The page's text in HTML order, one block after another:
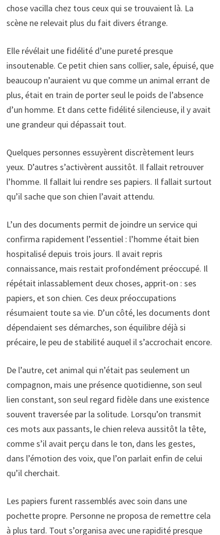
chose vacilla chez tous ceux qui se trouvaient là. La
scène ne relevait plus du fait divers étrange.
Elle révélait une fidélité d’une pureté presque
insoutenable. Ce petit chien sans collier, sale, épuisé, que
beaucoup n’auraient vu que comme un animal errant de
plus, était en train de porter seul le poids de l’absence
d’un homme. Et dans cette fidélité silencieuse, il y avait
une grandeur qui dépassait tout.
Quelques personnes essuyèrent discrètement leurs
yeux. D’autres s’activèrent aussitôt. Il fallait retrouver
l’homme. Il fallait lui rendre ses papiers. Il fallait surtout
qu’il sache que son chien l’avait attendu.
L’un des documents permit de joindre un service qui
confirma rapidement l’essentiel : l’homme était bien
hospitalisé depuis trois jours. Il avait repris
connaissance, mais restait profondément préoccupé. Il
répétait inlassablement deux choses, apprit-on : ses
papiers, et son chien. Ces deux préoccupations
résumaient toute sa vie. D’un côté, les documents dont
dépendaient ses démarches, son équilibre déjà si
précaire, le peu de stabilité auquel il s’accrochait encore.
De l’autre, cet animal qui n’était pas seulement un
compagnon, mais une présence quotidienne, son seul
lien constant, son seul regard fidèle dans une existence
souvent traversée par la solitude. Lorsqu’on transmit
ces mots aux passants, le chien releva aussitôt la tête,
comme s’il avait perçu dans le ton, dans les gestes,
dans l’émotion des voix, que l’on parlait enfin de celui
qu’il cherchait.
Les papiers furent rassemblés avec soin dans une
pochette propre. Personne ne proposa de remettre cela
à plus tard. Tout s’organisa avec une rapidité presque